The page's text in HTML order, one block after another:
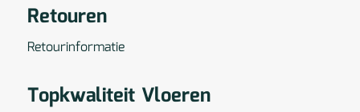
Retouren
Retourinformatie
Topkwaliteit Vloeren